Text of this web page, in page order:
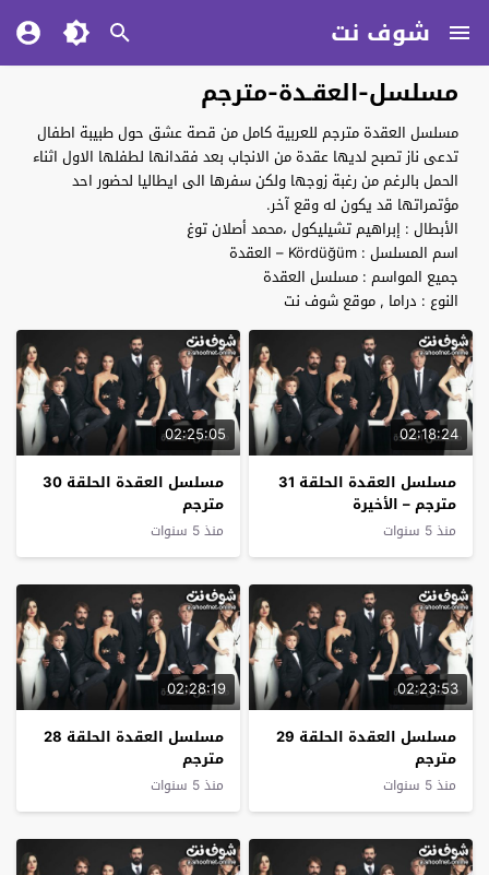
شوف نت
مسلسل-العقـدة-مترجم
مسلسل العقدة مترجم للعربية كامل من قصة عشق حول طبيبة اطفال
تدعى ناز تصبح لديها عقدة من الانجاب بعد فقدانها لطفلها الاول اثناء
الحمل بالرغم من رغبة زوجها ولكن سفرها الى ايطاليا لحضور احد
مؤتمراتها قد يكون له وقع آخر.
الأبطال : إبراهيم تشيليكول ،محمد أصلان توغ
اسم المسلسل : Kördüğüm – العقدة
جميع المواسم : مسلسل العقدة
النوع : دراما , موقع شوف نت
02:18:24
مسلسل العقدة الحلقة 31
مترجم – الأخيرة
منذ 5 سنوات
02:25:05
مسلسل العقدة الحلقة 30
مترجم
منذ 5 سنوات
02:23:53
مسلسل العقدة الحلقة 29
مترجم
منذ 5 سنوات
02:28:19
مسلسل العقدة الحلقة 28
مترجم
منذ 5 سنوات